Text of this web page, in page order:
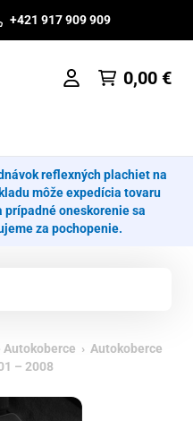
+421 917 909 909
0,00 €
reflexných plachiet na
môže expedícia tovaru
oneskorenie sa
za pochopenie.
› Autokoberce
– 2008